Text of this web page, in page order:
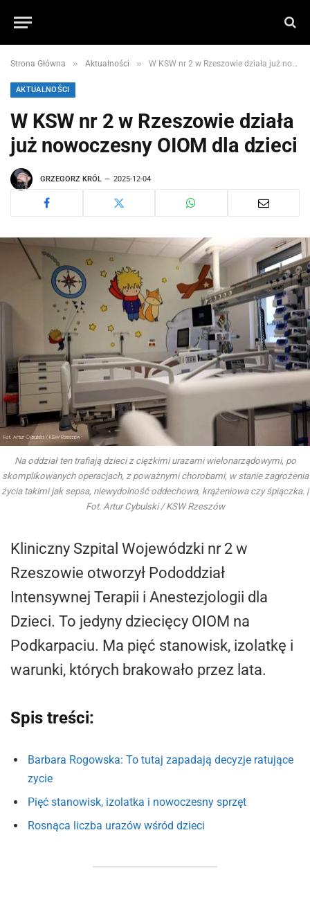
Strona Główna » Aktualności » W KSW nr 2 w Rzeszowie działa już nowoczesny OIOM dla dzieci
AKTUALNOŚCI
W KSW nr 2 w Rzeszowie działa
już nowoczesny OIOM dla dzieci
GRZEGORZ KRÓL 2025-12-04
Na oddział ten trafiają dzieci z ciężkimi urazami wielonarządowymi, po
skomplikowanych operacjach, z poważnymi chorobami, w stanie zagrożenia
życia takimi jak sepsa, niewydolność oddechowa, krążeniowa czy śpiączka. |
Fot. Artur Cybulski / KSW Rzeszów
Kliniczny Szpital Wojewódzki nr 2 w
Rzeszowie otworzył Pododdział
Intensywnej Terapii i Anestezjologii dla
Dzieci. To jedyny dziecięcy OIOM na
Podkarpaciu. Ma pięć stanowisk, izolatkę i
warunki, których brakowało przez lata.
Spis treści:
Barbara Rogowska: To tutaj zapadają decyzje ratujące
zycie
Pięć stanowisk, izolatka i nowoczesny sprzęt
Rosnąca liczba urazów wśród dzieci